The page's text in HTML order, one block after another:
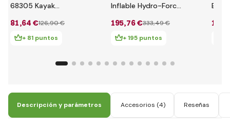
68305 Kayak
81,64 €126,90 €
+ 81 puntos
Inflable Hydro-Force
Ventura Kayak
195,76 €333,49 €
+ 195 puntos
19
Descripción y parámetros Accesorios (4) Reseñas